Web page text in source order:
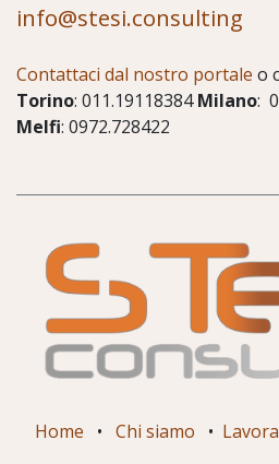
info@stesi.consulting
Contattaci dal nostro portale o
Torino: 011.19118384Milano:
Melfi: 0972.728422
Home • Chi siamo •